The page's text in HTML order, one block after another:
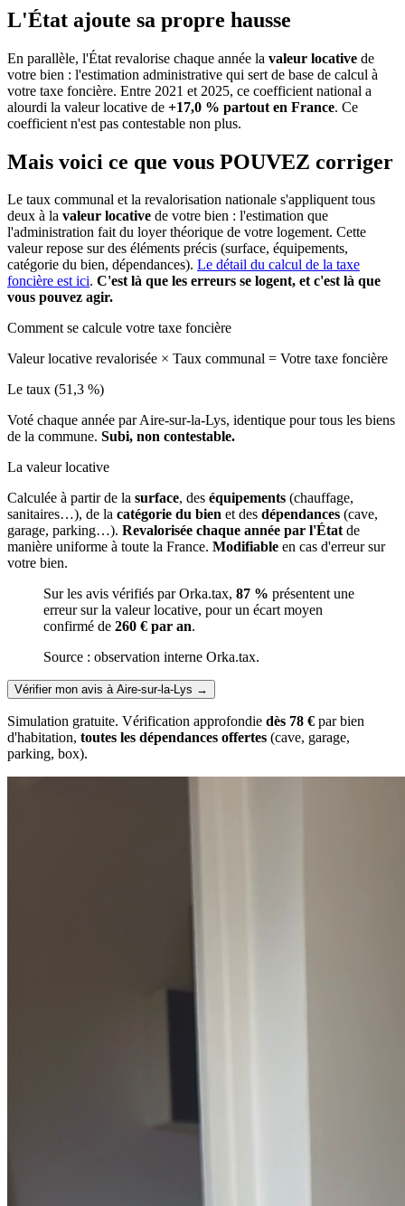
L'État ajoute sa propre hausse
En parallèle, l'État revalorise chaque année la valeur locative de
votre bien : l'estimation administrative qui sert de base de calcul à
votre taxe foncière. Entre 2021 et 2025, ce coefficient national a
alourdi la valeur locative de +17,0 % partout en France. Ce
coefficient n'est pas contestable non plus.
Mais voici ce que vous POUVEZ corriger
Le taux communal et la revalorisation nationale s'appliquent tous
deux à la valeur locative de votre bien : l'estimation que
l'administration fait du loyer théorique de votre logement. Cette
valeur repose sur des éléments précis (surface, équipements,
catégorie du bien, dépendances). Le détail du calcul de la taxe
foncière est ici. C'est là que les erreurs se logent, et c'est là que
vous pouvez agir.
Comment se calcule votre taxe foncière
Valeur locative revalorisée × Taux communal = Votre taxe foncière
Le taux (51,3 %)
Voté chaque année par Aire-sur-la-Lys, identique pour tous les biens
de la commune. Subi, non contestable.
La valeur locative
Calculée à partir de la surface, des équipements (chauffage,
sanitaires…), de la catégorie du bien et des dépendances (cave,
garage, parking…). Revalorisée chaque année par l'Étatde
manière uniforme à toute la France. Modifiable en cas d'erreur sur
votre bien.
Sur les avis vérifiés par Orka.tax, 87 % présentent une
erreur sur la valeur locative, pour un écart moyen
confirmé de 260 € par an.
Source : observation interne Orka.tax.
Vérifier mon avis à Aire-sur-la-Lys →
Simulation gratuite. Vérification approfondie dès 78 € par bien
d'habitation, toutes les dépendances offertes (cave, garage,
parking, box).